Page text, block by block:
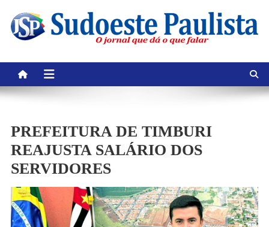
content
PREFEITURA DE TIMBURI
REAJUSTA SALÁRIO DOS
SERVIDORES